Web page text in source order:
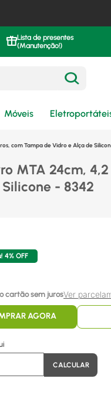
Lista de presentes
(Manutenção!)
Móveis
com Tampa de Vidro e Alça de
MTA 24cm,
- 8342
4% OFF
cartão sem jurosVer
AGORA